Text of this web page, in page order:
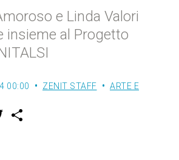
e Linda Valori
insieme al Progetto
00:00 ZENIT STAFF
ARTE E
w